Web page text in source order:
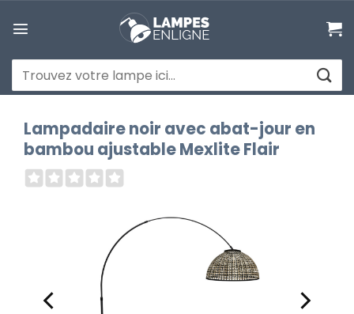
au
Recherche
pour :
Lampadaire noir avec abat-jour en
bambou ajustable Mexlite Flair